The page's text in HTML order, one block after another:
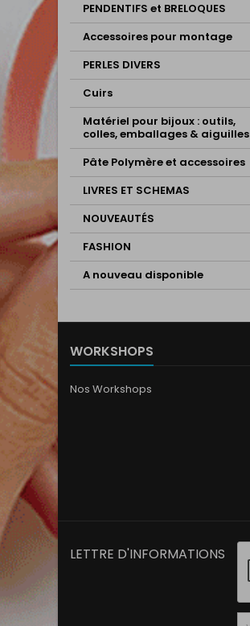
PENDENTIFS et BRELOQUES
Accessoires pour montage
PERLES DIVERS
Cuirs
Matériel pour bijoux : outils,
colles, emballages & aiguilles
Pâte Polymère et accessoires
LIVRES ET SCHEMAS
NOUVEAUTÉS
FASHION
A nouveau disponible
WORKSHOPS
Nos Workshops
LETTRE D'INFORMATIONS